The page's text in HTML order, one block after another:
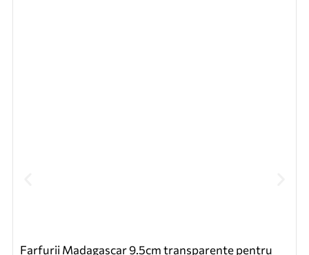
Farfurii Madagascar 9.5cm transparente pentru